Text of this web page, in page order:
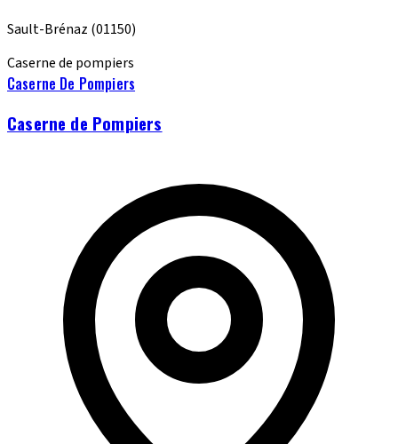
Sault-Brénaz (01150)
Caserne de pompiers
Caserne De Pompiers
Caserne de Pompiers